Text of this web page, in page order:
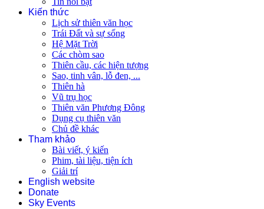
Kiến thức
Lịch sử thiên văn học
Trái Đất và sự sống
Hệ Mặt Trời
Các chòm sao
Thiên cầu, các hiện tượng
Sao, tinh vân, lỗ đen, ...
Thiên hà
Vũ trụ học
Thiên văn Phương Đông
Dụng cụ thiên văn
Chủ đề khác
Tham khảo
Bài viết, ý kiến
Phim, tài liệu, tiện ích
Giải trí
English website
Donate
Sky Events